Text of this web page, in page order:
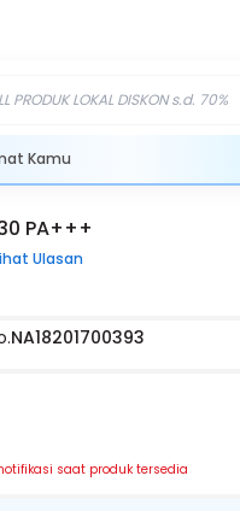
PRODUK LOKAL DISKON s.d. 70%
Kamu
PA+++
Ulasan
NA18201700393
notifikasi saat produk tersedia